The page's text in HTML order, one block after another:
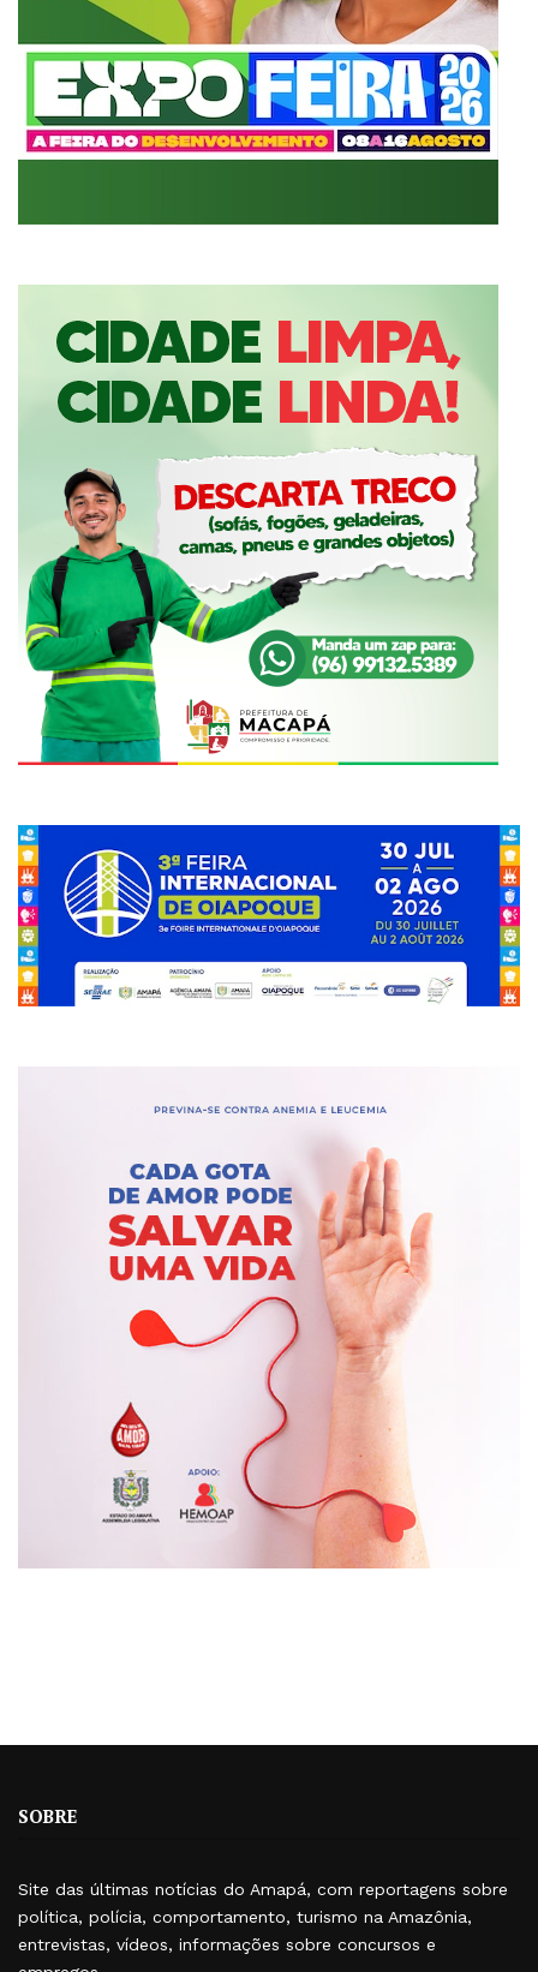
SOBRE
Site das últimas notícias do Amapá, com reportagens sobre
política, polícia, comportamento, turismo na Amazônia,
entrevistas, vídeos, informações sobre concursos e